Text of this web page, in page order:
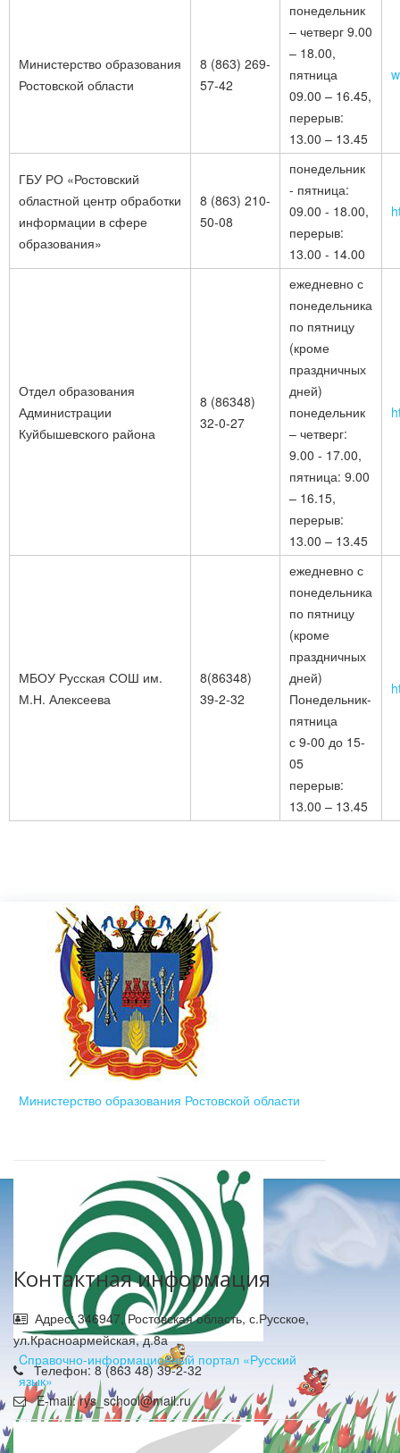
Министерство образования
Ростовской области
8 (863) 269-
57-42
понедельник
– четверг 9.00
– 18.00,
пятница
09.00 – 16.45,
перерыв:
13.00 – 13.45
ГБУ РО «Ростовский
областной центр обработки
информации в сфере
образования»
8 (863) 210-
50-08
понедельник
- пятница:
09.00 - 18.00,
перерыв:
13.00 - 14.00
Отдел образования
Администрации
Куйбышевского района
8 (86348)
32-0-27
ежедневно с
понедельника
по пятницу
(кроме
праздничных
дней)
понедельник
– четверг:
9.00 - 17.00,
пятница: 9.00
– 16.15,
перерыв:
13.00 – 13.45
МБОУ Русская СОШ им.
М.Н. Алексеева
8(86348)
39-2-32
ежедневно с
понедельника
по пятницу
(кроме
праздничных
дней)
Понедельник-
пятница
с 9-00 до 15-
05
перерыв:
13.00 – 13.45
Министерство образования Ростовской области
Cправочно-информационный портал «Русский
язык»
Контактная информация
Адрес: 346947, Ростовская область, с.Русское,
ул.Красноармейская, д.8а
Телефон: 8 (863 48) 39-2-32
E-mail: rys_school@mail.ru